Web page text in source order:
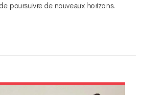
poursuivre de nouveaux horizons.